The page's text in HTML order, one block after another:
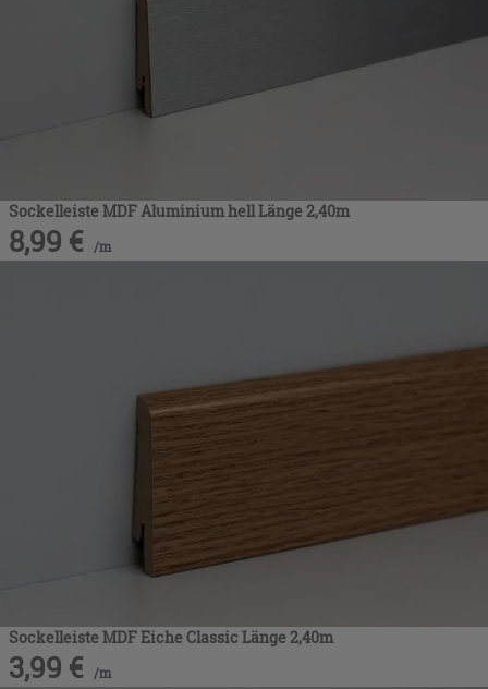
Sockelleiste MDF Aluminium hell Länge 2,40m
8,99 € /m
Sockelleiste MDF Eiche Classic Länge 2,40m
3,99 € /m